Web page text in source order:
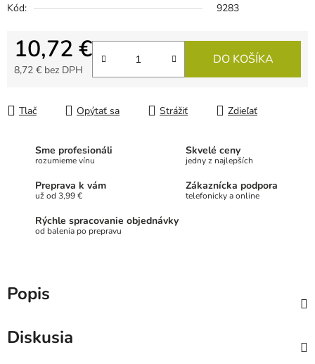
Kód:
9283
10,72 €
8,72 € bez DPH
DO KOŠÍKA
Tlač Opýtať sa Strážiť Zdieľať
Sme profesionáli
rozumieme vínu
Skvelé ceny
jedny z najlepších
Preprava k vám
už od 3,99 €
Zákaznícka podpora
telefonicky a online
Rýchle spracovanie objednávky
od balenia po prepravu
Popis
Diskusia